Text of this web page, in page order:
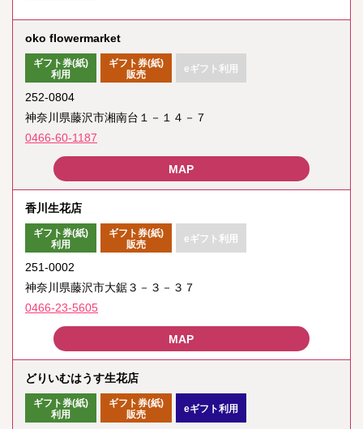
oko flowermarket
ギフト券(紙)
利用
ギフト券(紙)
販売
eギフト利用
252-0804
神奈川県藤沢市湘南台１－１４－７
0466-60-1187
香川生花店
ギフト券(紙)
利用
ギフト券(紙)
販売
eギフト利用
251-0002
神奈川県藤沢市大鋸３－３－３７
0466-23-5605
どりいむはうす生花店
ギフト券(紙)
利用
ギフト券(紙)
販売
eギフト利用